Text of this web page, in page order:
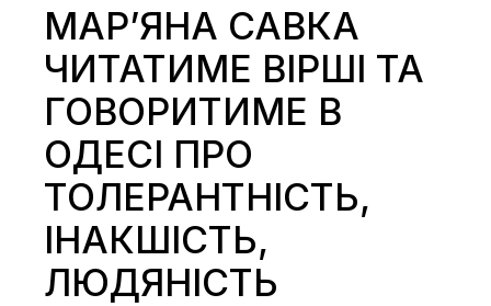
МАР’ЯНА САВКА
ЧИТАТИМЕ ВІРШІ ТА
ГОВОРИТИМЕ В
ОДЕСІ ПРО
ТОЛЕРАНТНІСТЬ,
ІНАКШІСТЬ,
ЛЮДЯНІСТЬ